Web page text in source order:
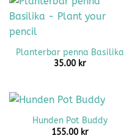
Planterbar penna Basilika
35.00 kr
Hunden Pot Buddy
155.00 kr